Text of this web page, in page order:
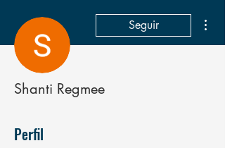
Seguir
Shanti Regmee
Perfil